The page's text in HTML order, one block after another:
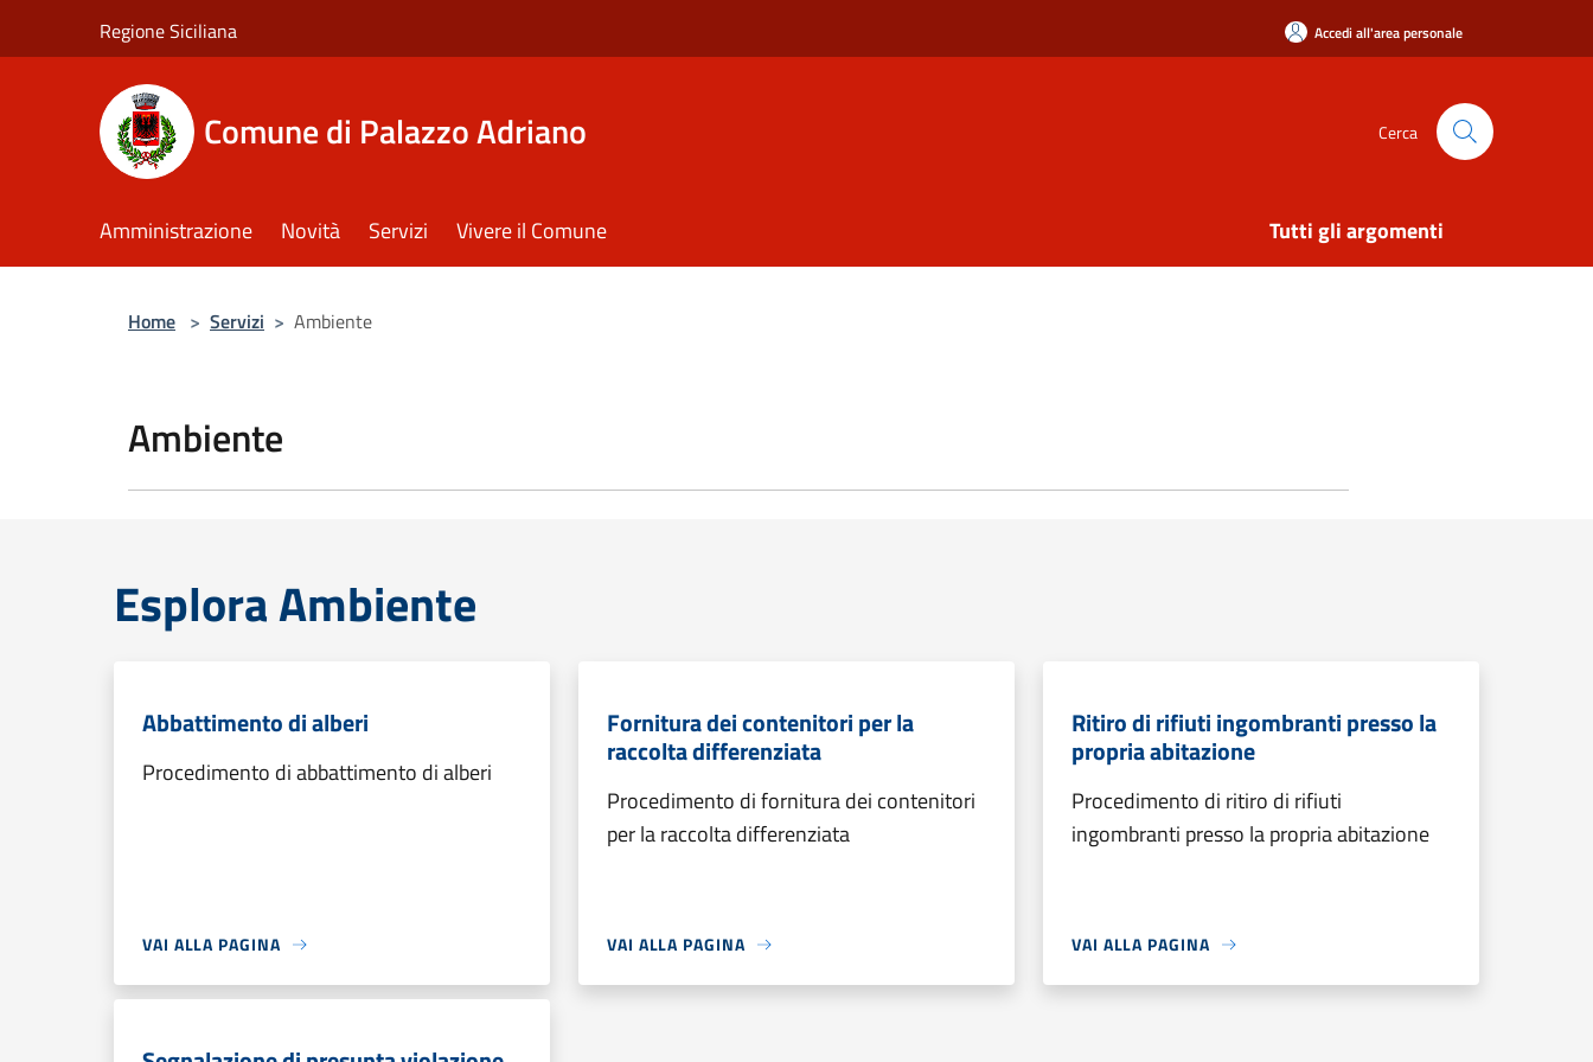
Regione Siciliana Accedi all'area personale
Comune di Palazzo Adriano Cerca
Amministrazione Novità Servizi Vivere il Comune Tutti gli argomenti
Home > Servizi > Ambiente
Ambiente
Esplora Ambiente
Abbattimento di alberi
Procedimento di abbattimento di alberi
VAI ALLA PAGINA
Fornitura dei contenitori per la
raccolta differenziata
Procedimento di fornitura dei contenitori
per la raccolta differenziata
VAI ALLA PAGINA
Ritiro di rifiuti ingombranti presso la
propria abitazione
Procedimento di ritiro di rifiuti
ingombranti presso la propria abitazione
VAI ALLA PAGINA